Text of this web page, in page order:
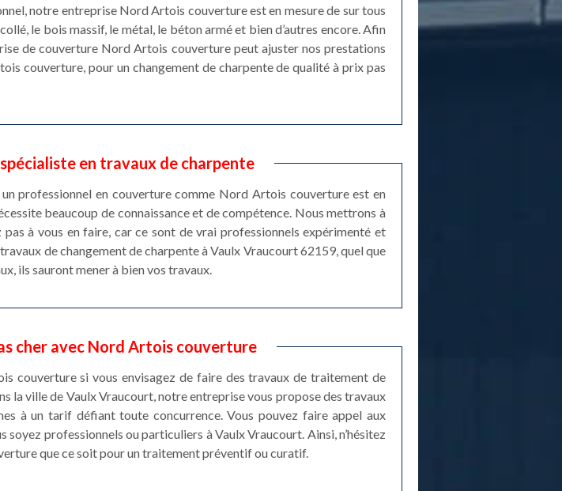
notre entreprise Nord Artois couverture est en mesure de sur tous
le bois massif, le métal, le béton armé et bien d’autres encore. Afin
de couverture Nord Artois couverture peut ajuster nos prestations
couverture, pour un changement de charpente de qualité à prix pas
en travaux de charpente
professionnel en couverture comme Nord Artois couverture est en
beaucoup de connaissance et de compétence. Nous mettrons à
à vous en faire, car ce sont de vrai professionnels expérimenté et
de changement de charpente à Vaulx Vraucourt 62159, quel que
ils sauront mener à bien vos travaux.
cher avec Nord Artois couverture
couverture si vous envisagez de faire des travaux de traitement de
la ville de Vaulx Vraucourt, notre entreprise vous propose des travaux
à un tarif défiant toute concurrence. Vous pouvez faire appel aux
professionnels ou particuliers à Vaulx Vraucourt. Ainsi, n’hésitez
que ce soit pour un traitement préventif ou curatif.